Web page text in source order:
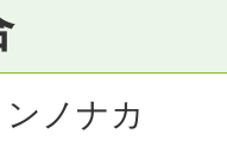
ノナカ